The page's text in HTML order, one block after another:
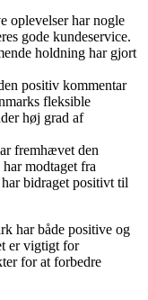
oplevelser har nogle
gode kundeservice.
holdning har gjort
positiv kommentar
fleksible
høj grad af
fremhævet den
modtaget fra
bidraget positivt til
har både positive og
er vigtigt for
for at forbedre